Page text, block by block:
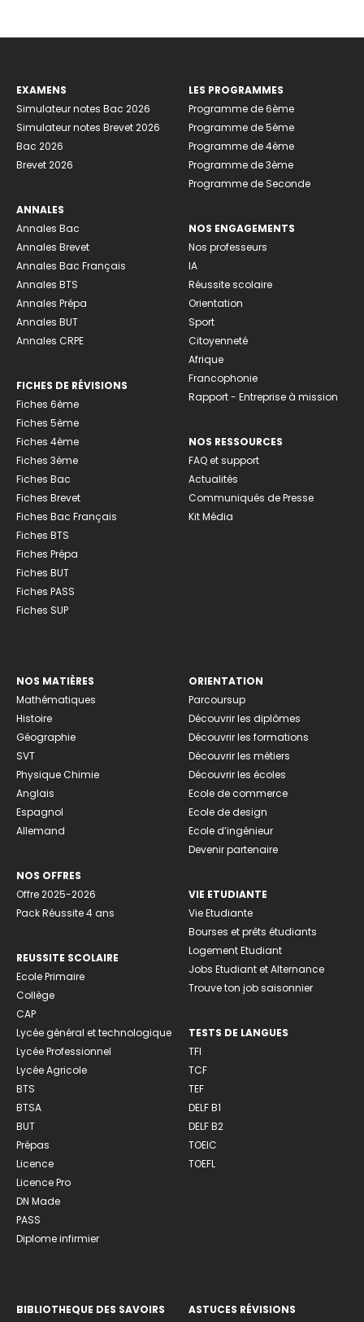
EXAMENS
Simulateur notes Bac 2026
Simulateur notes Brevet 2026
Bac 2026
Brevet 2026
ANNALES
Annales Bac
Annales Brevet
Annales Bac Français
Annales BTS
Annales Prépa
Annales BUT
Annales CRPE
FICHES DE RÉVISIONS
Fiches 6ème
Fiches 5ème
Fiches 4ème
Fiches 3ème
Fiches Bac
Fiches Brevet
Fiches Bac Français
Fiches BTS
Fiches Prépa
Fiches BUT
Fiches PASS
Fiches SUP
LES PROGRAMMES
Programme de 6ème
Programme de 5ème
Programme de 4ème
Programme de 3ème
Programme de Seconde
NOS ENGAGEMENTS
Nos professeurs
IA
Réussite scolaire
Orientation
Sport
Citoyenneté
Afrique
Francophonie
Rapport - Entreprise à mission
NOS RESSOURCES
FAQ et support
Actualités
Communiqués de Presse
Kit Média
NOS MATIÈRES
Mathématiques
Histoire
Géographie
SVT
Physique Chimie
Anglais
Espagnol
Allemand
NOS OFFRES
Offre 2025-2026
Pack Réussite 4 ans
REUSSITE SCOLAIRE
Ecole Primaire
Collège
CAP
Lycée général et technologique
Lycée Professionnel
Lycée Agricole
BTS
BTSA
BUT
Prépas
Licence
Licence Pro
DN Made
PASS
Diplome infirmier
ORIENTATION
Parcoursup
Découvrir les diplômes
Découvrir les formations
Découvrir les métiers
Découvrir les écoles
Ecole de commerce
Ecole de design
Ecole d’ingénieur
Devenir partenaire
VIE ETUDIANTE
Vie Etudiante
Bourses et prêts étudiants
Logement Etudiant
Jobs Etudiant et Alternance
Trouve ton job saisonnier
TESTS DE LANGUES
TFI
TCF
TEF
DELF B1
DELF B2
TOEIC
TOEFL
BIBLIOTHEQUE DES SAVOIRS
ASTUCES RÉVISIONS